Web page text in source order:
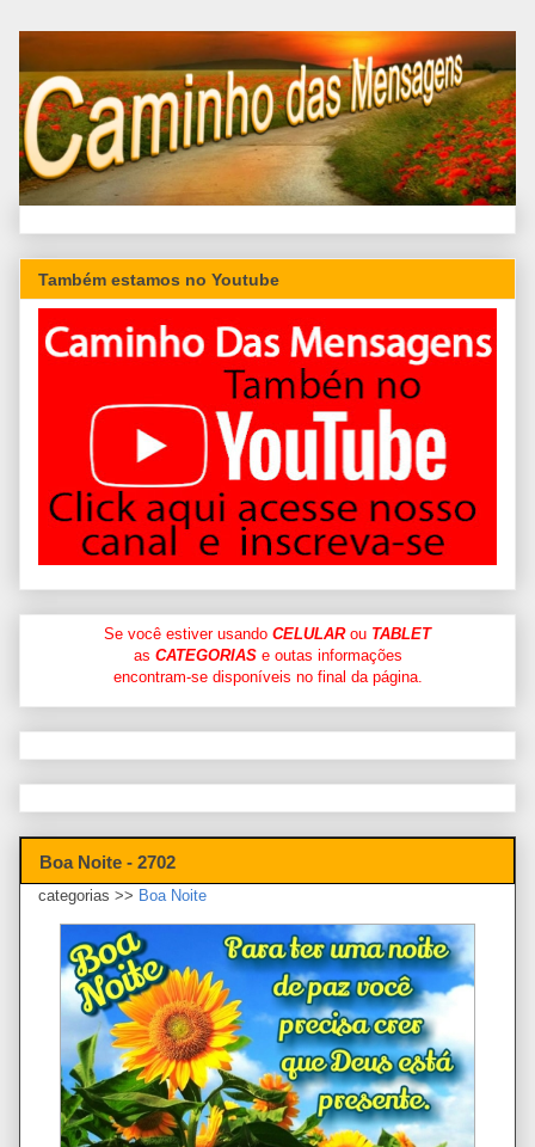
Também estamos no Youtube
Se você estiver usando CELULARou TABLET
as CATEGORIASe outas informações
encontram-se disponíveis no final da página.
Boa Noite - 2702
categorias >> Boa Noite